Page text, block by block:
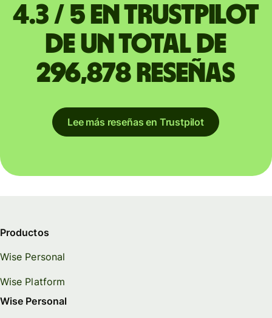
4.3 / 5 en Trustpilot
de un total de
296,878 reseñas
Lee más reseñas en Trustpilot
Productos
Wise Personal
Wise Platform
Wise Personal